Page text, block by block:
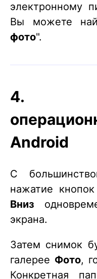
электронному
Вы можете
фото".
4.
Android
С
нажатие кнопок
Вниз
экрана.
Затем снимок
галерее Фото,
Конкретная